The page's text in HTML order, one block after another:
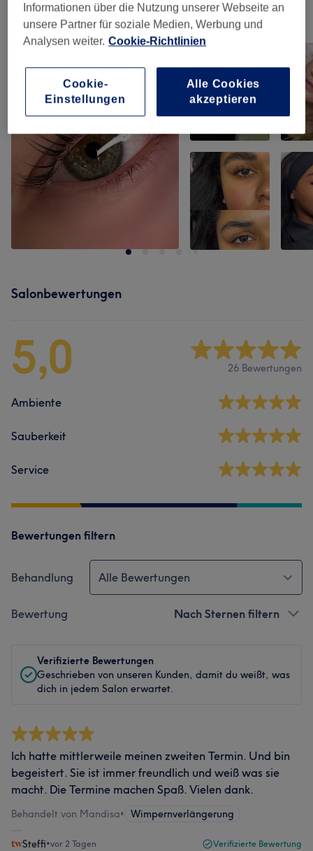
Unsere Arbeit
Bild anklicken für weitere Details
Salonbewertungen
5,0 26 Bewertungen
Ambiente
Sauberkeit
Service
Bewertungen filtern
Behandlung Alle Bewertungen
Bewertung Nach Sternen filtern
Verifizierte Bewertungen
Geschrieben von unseren Kunden, damit du weißt, was
dich in jedem Salon erwartet.
Ich hatte mittlerweile meinen zweiten Termin. Und bin
begeistert. Sie ist immer freundlich und weiß was sie
macht. Die Termine machen Spaß. Vielen dank.
Behandelt von Mandisa• Wimpernverlängerung
Steffi•vor 2 Tagen Verifizierte Bewertung
Informationen über die Nutzung unserer Webseite an
unsere Partner für soziale Medien, Werbung und
Analysen weiter. Cookie-Richtlinien
Cookie-
Einstellungen
Alle Cookies
akzeptieren